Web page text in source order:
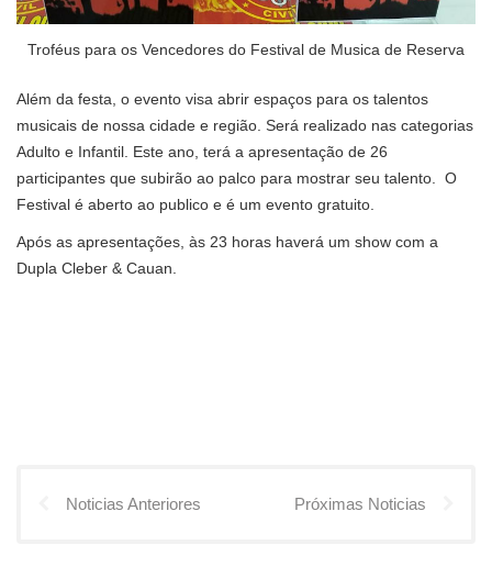
Troféus para os Vencedores do Festival de Musica de Reserva
Além da festa, o evento visa abrir espaços para os talentos
musicais de nossa cidade e região. Será realizado nas categorias
Adulto e Infantil. Este ano, terá a apresentação de 26
participantes que subirão ao palco para mostrar seu talento. O
Festival é aberto ao publico e é um evento gratuito.
Após as apresentações, às 23 horas haverá um show com a
Dupla Cleber & Cauan.
Noticias Anteriores Próximas Noticias